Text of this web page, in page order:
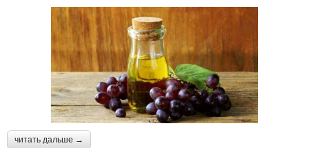
читать дальше →